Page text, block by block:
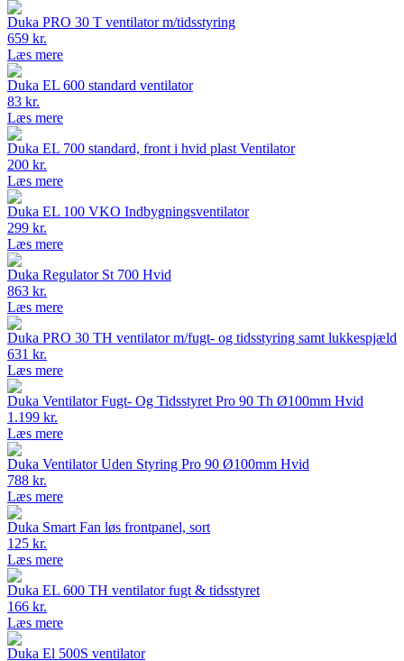
Duka PRO 30 T ventilator m/tidsstyring
659 kr.
Læs mere
Duka EL 600 standard ventilator
83 kr.
Læs mere
Duka EL 700 standard, front i hvid plast Ventilator
200 kr.
Læs mere
Duka EL 100 VKO Indbygningsventilator
299 kr.
Læs mere
Duka Regulator St 700 Hvid
863 kr.
Læs mere
Duka PRO 30 TH ventilator m/fugt- og tidsstyring samt lukkespjæld
631 kr.
Læs mere
Duka Ventilator Fugt- Og Tidsstyret Pro 90 Th Ø100mm Hvid
1.199 kr.
Læs mere
Duka Ventilator Uden Styring Pro 90 Ø100mm Hvid
788 kr.
Læs mere
Duka Smart Fan løs frontpanel, sort
125 kr.
Læs mere
Duka EL 600 TH ventilator fugt & tidsstyret
166 kr.
Læs mere
Duka El 500S ventilator